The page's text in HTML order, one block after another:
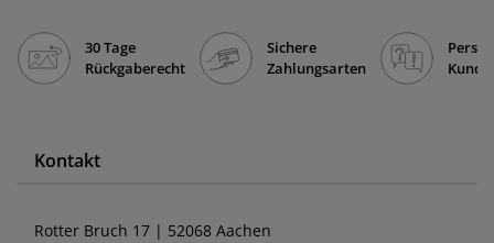
30 Tage
Rückgaberecht
Sichere
Zahlungsarten
Kontakt
Rotter Bruch 17 | 52068 Aachen